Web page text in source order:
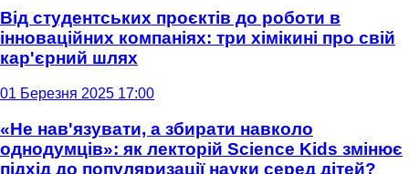
Від студентських проєктів до роботи в
інноваційних компаніях: три хімікині про свій
кар'єрний шлях
01 Березня 2025 17:00
«Не нав'язувати, а збирати навколо
однодумців»: як лекторій Science Kids змінює
підхід до популяризації науки серед дітей?